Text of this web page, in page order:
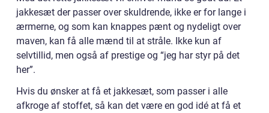
jakkesæt der passer over skuldrende, ikke er for lange i
ærmerne, og som kan knappes pænt og nydeligt over
maven, kan få alle mænd til at stråle. Ikke kun af
selvtillid, men også af prestige og “jeg har styr på det
her”.
Hvis du ønsker at få et jakkesæt, som passer i alle
afkroge af stoffet, så kan det være en god idé at få et